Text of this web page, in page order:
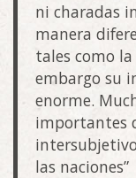
ni charadas
manera
tales como
embargo su
enorme.
importantes
las naciones”